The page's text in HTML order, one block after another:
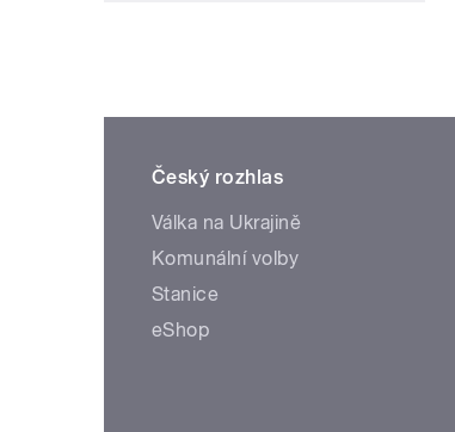
Český rozhlas
Válka na Ukrajině
Komunální volby
Stanice
eShop